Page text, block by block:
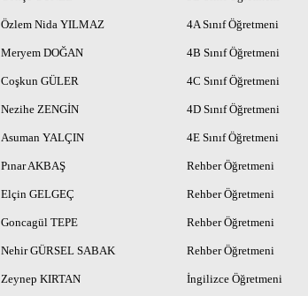
Özlem Nida YILMAZ 4A Sınıf Öğretmeni
Meryem DOĞAN 4B Sınıf Öğretmeni
Coşkun GÜLER 4C Sınıf Öğretmeni
Nezihe ZENGİN 4D Sınıf Öğretmeni
Asuman YALÇIN 4E Sınıf Öğretmeni
Pınar AKBAŞ Rehber Öğretmeni
Elçin GELGEÇ Rehber Öğretmeni
Goncagül TEPE Rehber Öğretmeni
Nehir GÜRSEL SABAK Rehber Öğretmeni
Zeynep KIRTAN İngilizce Öğretmeni